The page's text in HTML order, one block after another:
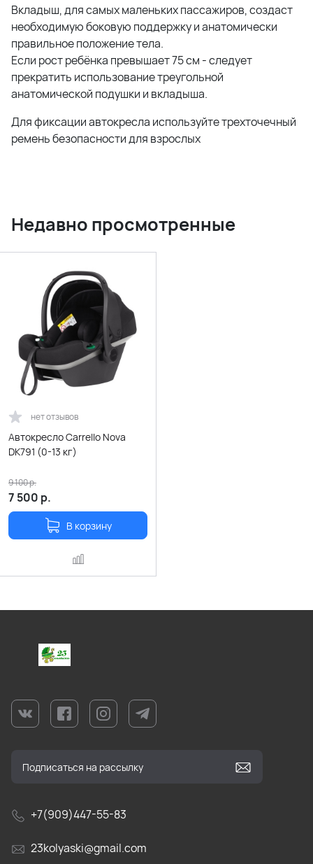
Вкладыш, для самых маленьких пассажиров, создаст
необходимую боковую поддержку и анатомически
правильное положение тела.
Если рост ребёнка превышает 75 см - следует
прекратить использование треугольной
анатомической подушки и вкладыша.
Для фиксации автокресла используйте трехточечный
ремень безопасности для взрослых
Недавно просмотренные
нет отзывов
Автокресло Carrello Nova
DK791 (0-13 кг)
7 500 р.
9 100р.
В корзину
+7(909)447-55-83
23kolyaski@gmail.com